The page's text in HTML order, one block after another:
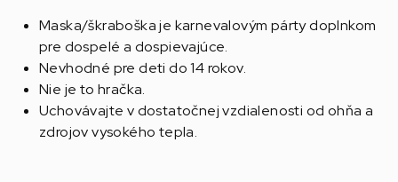
Maska/škraboška je karnevalovým párty doplnkom
pre dospelé a dospievajúce.
Nevhodné pre deti do 14 rokov.
Nie je to hračka.
Uchovávajte v dostatočnej vzdialenosti od ohňa a
zdrojov vysokého tepla.